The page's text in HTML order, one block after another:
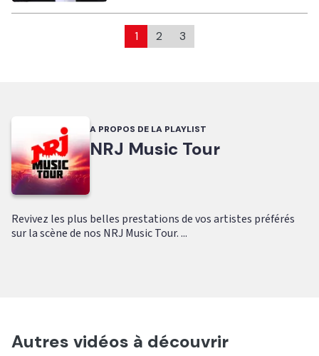
1 2 3
A PROPOS DE LA PLAYLIST
NRJ Music Tour
Revivez les plus belles prestations de vos artistes préférés
sur la scène de nos NRJ Music Tour. ...
Autres vidéos à découvrir